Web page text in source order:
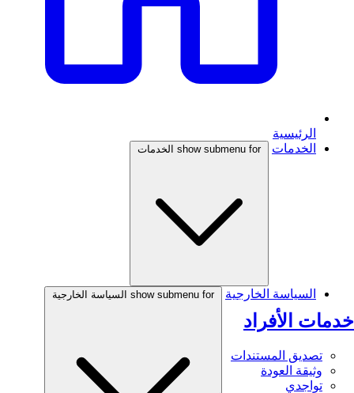
الرئيسية
الخدمات
show submenu for الخدمات
خدمات الأفراد
تصديق المستندات
وثيقة العودة
تواجدي
السياسة الخارجية show submenu for السياسة الخارجية